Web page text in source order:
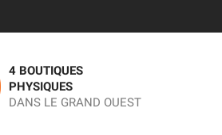
4 BOUTIQUES
PHYSIQUES
DANS LE GRAND OUEST